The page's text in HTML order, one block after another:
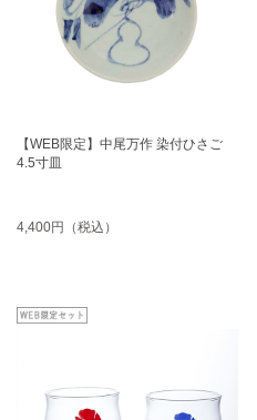
【WEB限定】中尾万作 染付ひさご
4.5寸皿
4,400円（税込）